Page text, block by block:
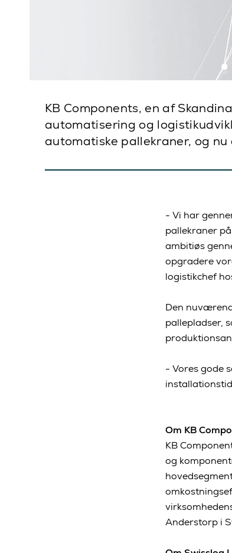
KB Components, en af
automatisering og
automatiske pallekraner, og
- Vi har
pallekraner
ambitiøs
opgradere
logistikchef
Den
pallepladser,
- Vores gode
Om KB
KB
og
Anderstorp i